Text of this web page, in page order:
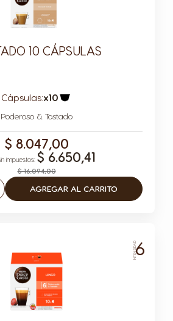
10 CÁPSULAS
Cápsulas:x10
Poderoso & Tostado
$ 16.094,00
$ 8.047,00
$ 6.650,41
AGREGAR AL CARRITO
INTENSIDAD6